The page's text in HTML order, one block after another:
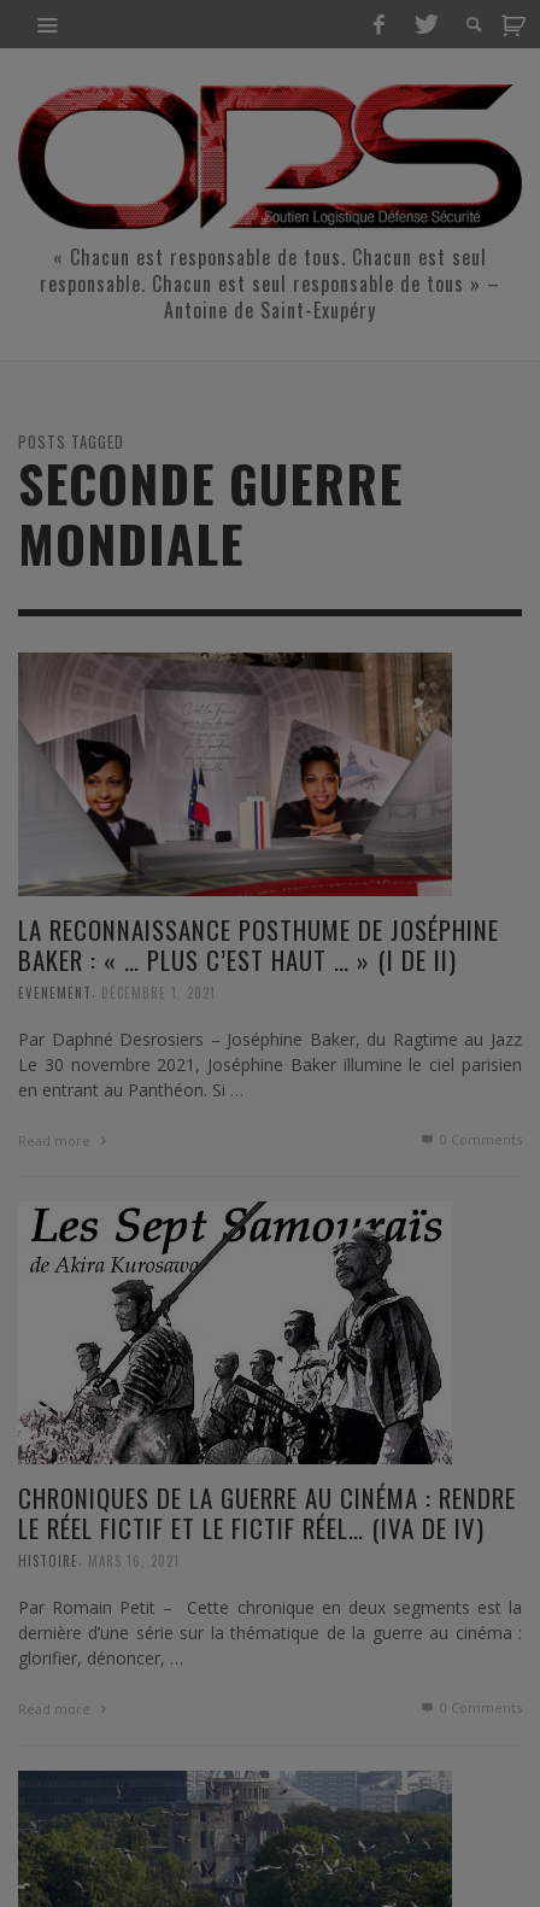
« Chacun est responsable de tous. Chacun est seul
responsable. Chacun est seul responsable de tous » –
Antoine de Saint-Exupéry
POSTS TAGGED
SECONDE GUERRE
MONDIALE
LA RECONNAISSANCE POSTHUME DE JOSÉPHINE
BAKER : « … PLUS C’EST HAUT … » (I DE II)
EVENEMENT DÉCEMBRE 1, 2021
Par Daphné Desrosiers – Joséphine Baker, du Ragtime au Jazz
Le 30 novembre 2021, Joséphine Baker illumine le ciel parisien
en entrant au Panthéon. Si …
Read more 0 Comments
CHRONIQUES DE LA GUERRE AU CINÉMA : RENDRE
LE RÉEL FICTIF ET LE FICTIF RÉEL… (IVA DE IV)
HISTOIRE, MARS 16, 2021
Par Romain Petit – Cette chronique en deux segments est la
dernière d’une série sur la thématique de la guerre au cinéma :
glorifier, dénoncer, …
Read more 0 Comments